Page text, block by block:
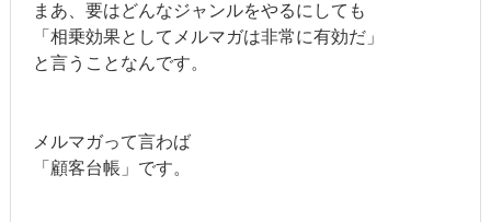
まあ、要はどんなジャンルをやるにしても
「相乗効果としてメルマガは非常に有効だ」
と言うことなんです。
メルマガって言わば
「顧客台帳」です。